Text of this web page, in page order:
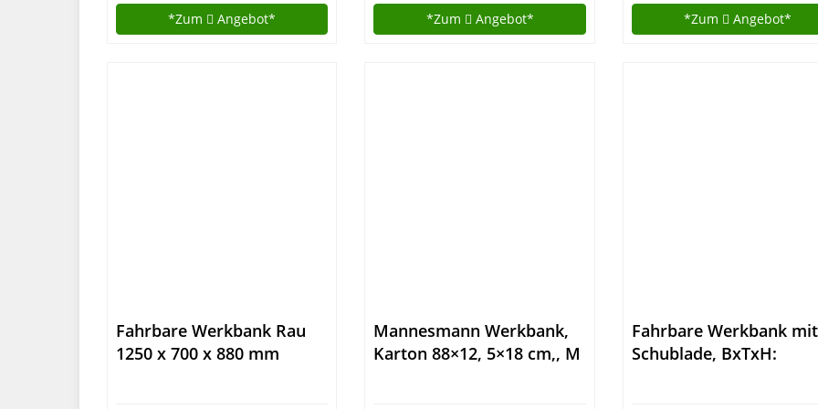
*Zum Angebot*
Leichtlaufräder)
*Zum Angebot* *Zum Angebot*
Fahrbare Werkbank Rau
1250 x 700 x 880 mm
Mannesmann Werkbank,
Karton 88×12, 5×18 cm,, M
Fahrbare Werkbank mit
Schublade, BxTxH: